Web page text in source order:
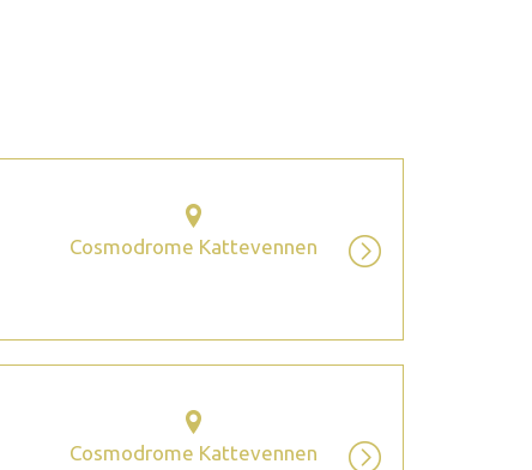
Cosmodrome Kattevennen
Cosmodrome Kattevennen